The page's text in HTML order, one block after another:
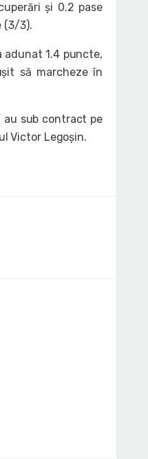
și 0.2 pase
(3/3).
adunat 1.4 puncte,
să marcheze în
au sub contract pe
Victor Legoșin.